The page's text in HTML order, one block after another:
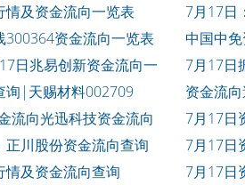
及资金流向一览表
7月17日
资金流向一览表
中国中
日兆易创新资金流向一
7月17日
询|天赐材料002709
资金流
询
流向光迅科技资金流向
7月17日
川股份资金流向查询
7月17日
询
及资金流向查询 7月17日